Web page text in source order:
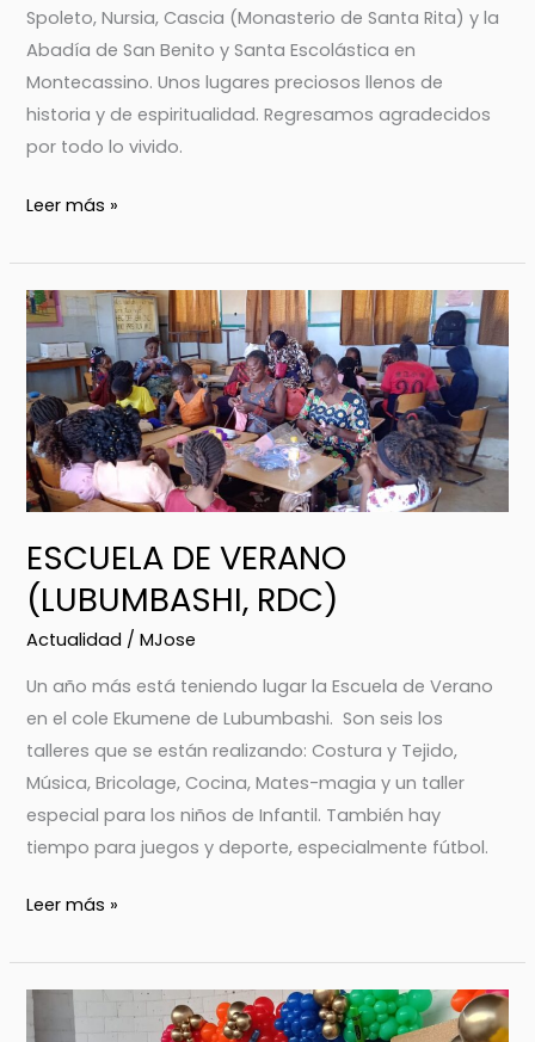
Spoleto, Nursia, Cascia (Monasterio de Santa Rita) y la
Abadía de San Benito y Santa Escolástica en
Montecassino. Unos lugares preciosos llenos de
historia y de espiritualidad. Regresamos agradecidos
por todo lo vivido.
Leer más »
ESCUELA DE VERANO
(LUBUMBASHI, RDC)
Actualidad /MJose
Un año más está teniendo lugar la Escuela de Verano
en el cole Ekumene de Lubumbashi. Son seis los
talleres que se están realizando: Costura y Tejido,
Música, Bricolage, Cocina, Mates-magia y un taller
especial para los niños de Infantil. También hay
tiempo para juegos y deporte, especialmente fútbol.
ESCUELA
DE
VERANO
(LUBUMBASHI,
RDC)
Leer más »
FIN
DE